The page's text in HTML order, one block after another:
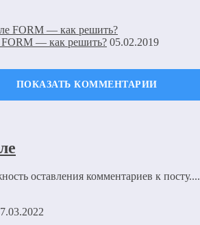
FORM — как решить? 05.02.2019
оставления комментариев к посту....